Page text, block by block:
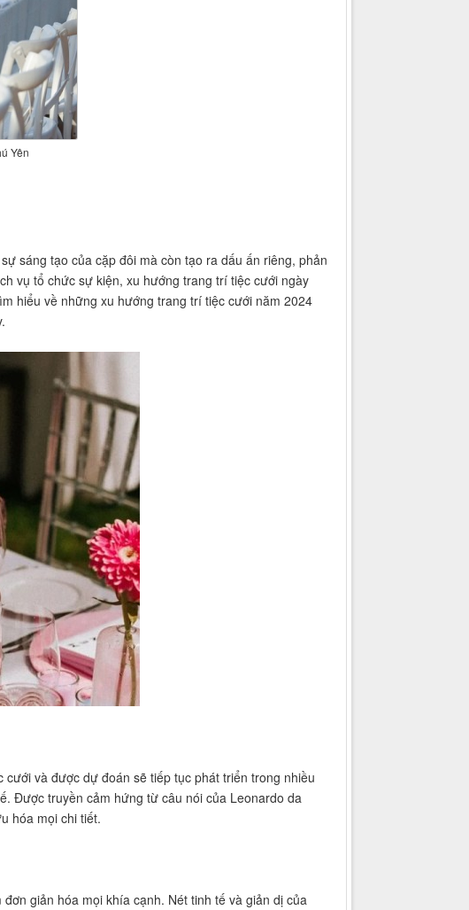
Yên
sáng tạo của cặp đôi mà còn tạo ra dấu ấn riêng, phản
vụ tổ chức sự kiện, xu hướng trang trí tiệc cưới ngày
hiểu về những xu hướng trang trí tiệc cưới năm 2024
và được dự đoán sẽ tiếp tục phát triển trong nhiều
Được truyền cảm hứng từ câu nói của Leonardo da
hóa mọi chi tiết.
giản hóa mọi khía cạnh. Nét tinh tế và giản dị của